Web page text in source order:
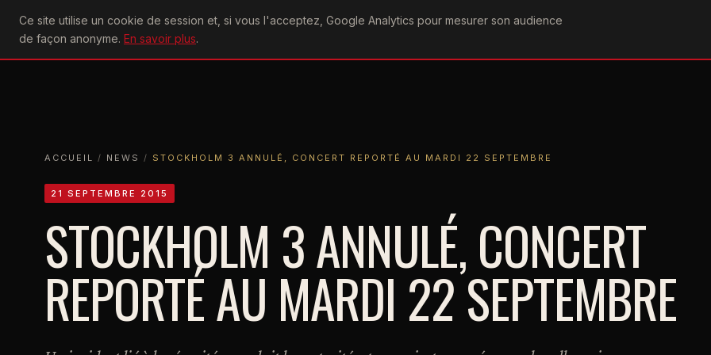
Ce site utilise un cookie de session et, si vous l'acceptez, Google Analytics pour mesurer son audience
de façon anonyme. En savoir plus.
U2achtung
ACCUEIL
ACTU CONCERTS DISCOGRAPHIEPAROLESVIDÉOGRAPHIEFORUMS
ACCUEIL / NEWS / STOCKHOLM 3 ANNULÉ, CONCERT REPORTÉ AU MARDI 22 SEPTEMBRE
21 SEPTEMBRE 2015
STOCKHOLM 3 ANNULÉ, CONCERT
REPORTÉ AU MARDI 22 SEPTEMBRE